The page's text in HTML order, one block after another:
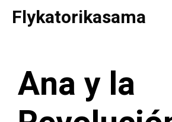
SaltarFlykatorikasama
Ana y la